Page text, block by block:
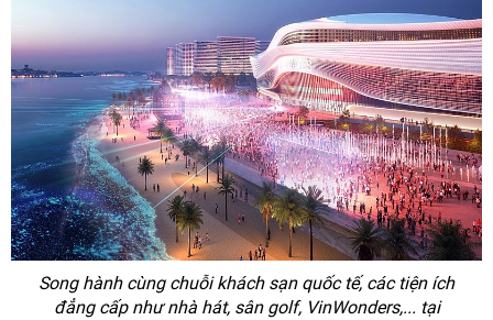
Song hành cùng chuỗi khách sạn quốc tế, các tiện ích
đẳng cấp như nhà hát, sân golf, VinWonders,... tại